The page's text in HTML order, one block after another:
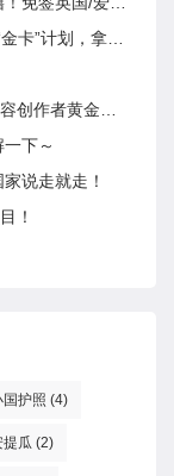
身份，计划取代EB-5！
黄金签证项目
下～
说走就走！
！
国护照 (4)
提瓜 (2)